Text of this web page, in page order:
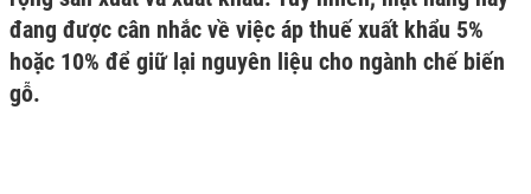
đang được cân nhắc về việc áp thuế xuất khẩu 5%
hoặc 10% để giữ lại nguyên liệu cho ngành chế biến
gỗ.